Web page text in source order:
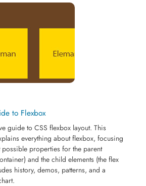
to Flexbox
guide to CSS flexbox layout. This
everything about flexbox, focusing
properties for the parent
and the child elements (the flex
history, demos, patterns, and a